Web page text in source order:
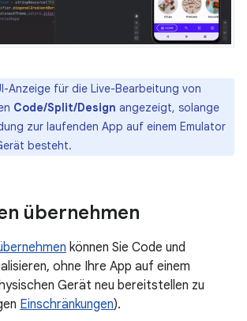
Anzeige für die Live-Bearbeitung von
Code/Split/Design angezeigt, solange
zur laufenden App auf einem Emulator
besteht.
übernehmen
können Sie Code und
ohne Ihre App auf einem
Gerät neu bereitstellen zu
Einschränkungen).